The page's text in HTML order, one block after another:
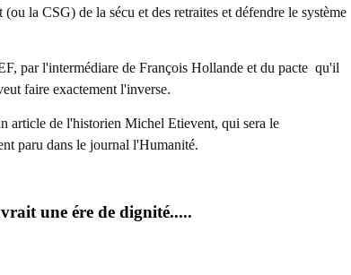
la CSG) de la sécu et des retraites et défendre le système
par l'intermédiare de François Hollande et du pacte qu'il
faire exactement l'inverse.
article de l'historien Michel Etievent, qui sera le
paru dans le journal l'Humanité.
une ére de dignité.....